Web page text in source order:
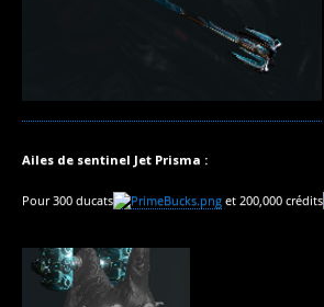
Ailes de sentinel Jet Prisma :
Pour 300 ducats et 200,000 crédits